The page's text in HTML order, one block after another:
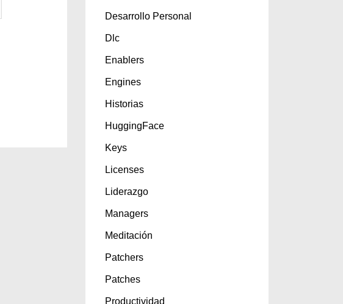
Desarrollo Personal
Dlc
Enablers
Engines
Historias
HuggingFace
Keys
Licenses
Liderazgo
Managers
Meditación
Patchers
Patches
Productividad